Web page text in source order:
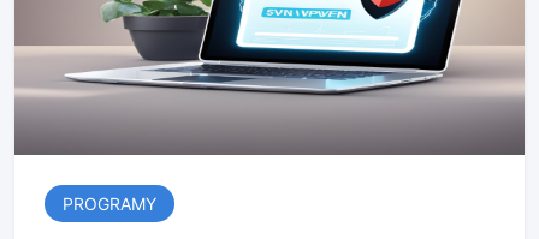
PROGRAMY